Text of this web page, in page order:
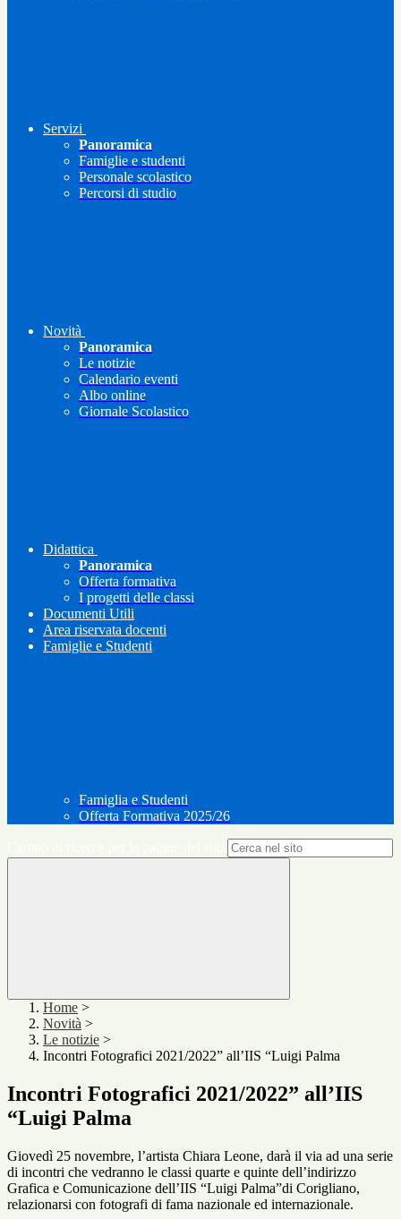
Servizi
Panoramica
Famiglie e studenti
Personale scolastico
Percorsi di studio
Novità
Panoramica
Le notizie
Calendario eventi
Albo online
Giornale Scolastico
Didattica
Panoramica
Offerta formativa
I progetti delle classi
Documenti Utili
Area riservata docenti
Famiglie e Studenti
Famiglia e Studenti
Offerta Formativa 2025/26
Home >
Novità >
Le notizie >
Incontri Fotografici 2021/2022” all’IIS “Luigi Palma
Incontri Fotografici 2021/2022” all’IIS
“Luigi Palma
Giovedì 25 novembre, l’artista Chiara Leone, darà il via ad una serie
di incontri che vedranno le classi quarte e quinte dell’indirizzo
Grafica e Comunicazione dell’IIS “Luigi Palma”di Corigliano,
relazionarsi con fotografi di fama nazionale ed internazionale.